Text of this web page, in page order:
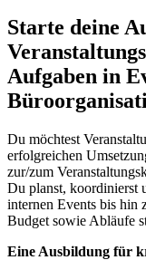
Starte deine
Aufgaben in
Du möchtest
erfolgreichen
zur/zum
Du planst, koordinierst
internen Events bis hin
Budget sowie Abläufe
Eine Ausbildung für